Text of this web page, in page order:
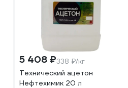
5 408 ₽338 ₽/кг
Технический ацетон
Нефтехимик 20 л